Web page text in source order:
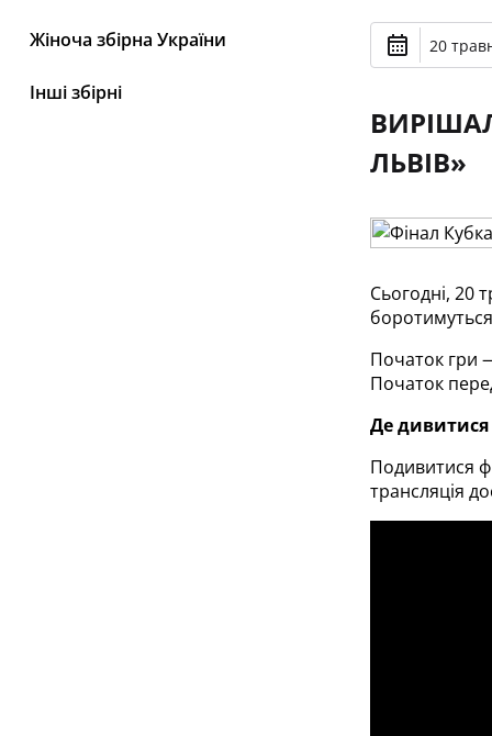
Жіноча збірна України
Інші збірні
20
ЛЬВІВ»
Сьогодні, 20
Початок гри
Початок
Де дивитися
Подивитися
трансляція